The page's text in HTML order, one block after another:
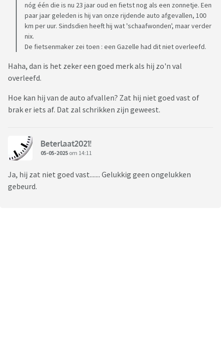
nóg één die is nu 23 jaar oud en fietst nog als een zonnetje. Een
paar jaar geleden is hij van onze rijdende auto afgevallen, 100
km per uur. Sindsdien heeft hij wat 'schaafwonden', maar verder
nix.
De fietsenmaker zei toen : een Gazelle had dit niet overleefd.
Haha, dan is het zeker een goed merk als hij zo'n val
overleefd.
Hoe kan hij van de auto afvallen? Zat hij niet goed vast of
brak er iets af. Dat zal schrikken zijn geweest.
Beterlaat2021!
05-05-2025 om 14:11
Ja, hij zat niet goed vast....... Gelukkig geen ongelukken
gebeurd.